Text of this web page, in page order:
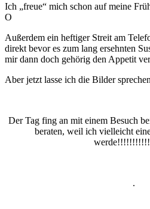
Ich „freue“ mich schon auf meine
O
Außerdem ein heftiger Streit am
direkt bevor es zum lang ersehnten
mir dann doch gehörig den Appetit
Aber jetzt lasse ich die Bilder
Der Tag fing an mit einem Besuch
beraten, weil ich vielleicht
.